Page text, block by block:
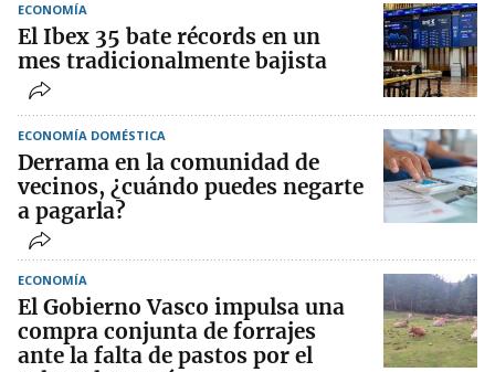
ECONOMÍA
El Ibex 35 bate récords en un
mes tradicionalmente bajista
ECONOMÍA DOMÉSTICA
Derrama en la comunidad de
vecinos, ¿cuándo puedes negarte
a pagarla?
ECONOMÍA
El Gobierno Vasco impulsa una
compra conjunta de forrajes
ante la falta de pastos por el